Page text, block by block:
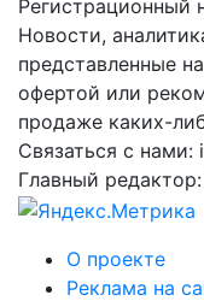
Новости,
представленные
офертой или
продаже каких-
Связаться с нами:
Главный
О проекте
Реклама на